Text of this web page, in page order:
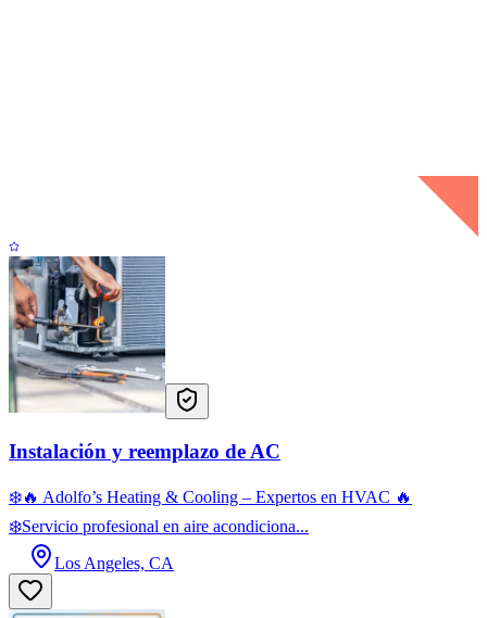
Instalación y reemplazo de AC
❄️🔥 Adolfo’s Heating & Cooling – Expertos en HVAC 🔥
❄️Servicio profesional en aire acondiciona...
Los Angeles, CA